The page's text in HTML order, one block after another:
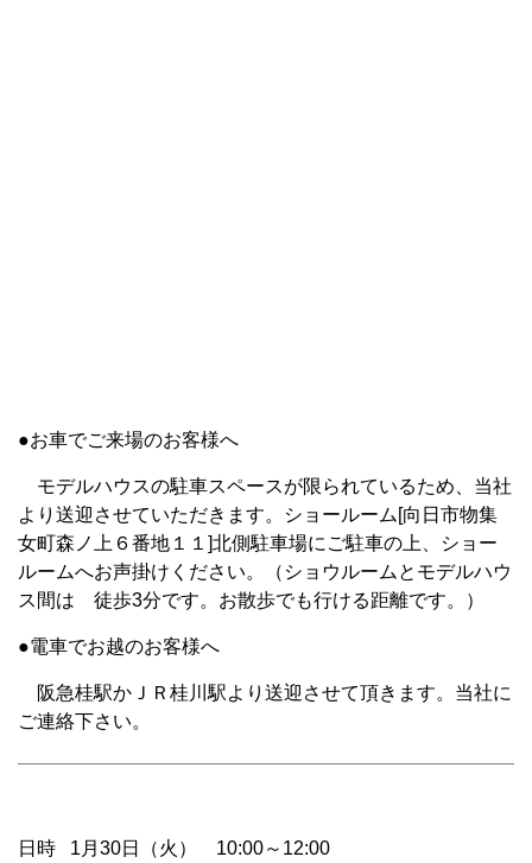
●お車でご来場のお客様へ
モデルハウスの駐車スペースが限られているため、当社
より送迎させていただきます。ショールーム[向日市物集
女町森ノ上６番地１１]北側駐車場にご駐車の上、ショー
ルームへお声掛けください。（ショウルームとモデルハウ
ス間は 徒歩3分です。お散歩でも行ける距離です。）
●電車でお越のお客様へ
阪急桂駅かＪＲ桂川駅より送迎させて頂きます。当社に
ご連絡下さい。
日時 1月30日（火） 10:00～12:00